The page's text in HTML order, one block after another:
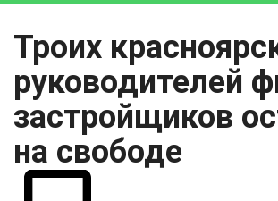
Троих
руководителей
застройщиков
на свободе